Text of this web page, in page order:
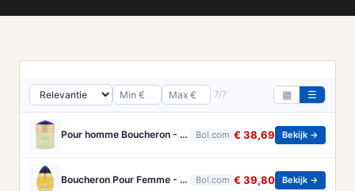
7/7 ▦ ☰
Pour homme Boucheron - 100 ml - Eau de parfum Bol.com € 38,69 Bekijk →
Boucheron Pour Femme - 100ml - Eau de toilette Bol.com € 39,80 Bekijk →